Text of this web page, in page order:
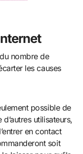
nombre de
les causes
possible de
utilisateurs,
en contact
soit